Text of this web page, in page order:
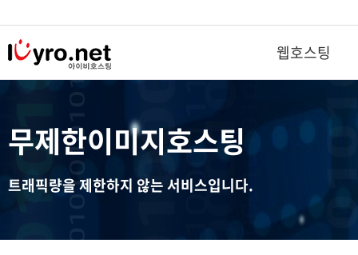
웹호스팅
웹호스팅
철통보안 호스팅
NEW
철통 보안 종량제 호스팅 NEW
솔루션호스팅
이미지호스팅
EZ이미지호스팅
무제한이미지호스팅
무제한이미지호스팅
트래픽량을 제한하지 않는 서비스입니다.